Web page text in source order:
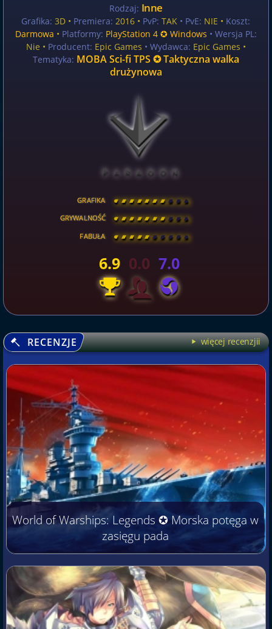
Rodzaj: Inne
Grafika: 3D • Premiera: 2016 • PvP: TAK • PvE: NIE • Koszt:
Darmowa • Platformy: PlayStation 4 ✪ Windows • Wersja PL:
Nie • Producent: Epic Games • Wydawca: Epic Games •
Tematyka: MOBA Sci-fi TPS ✪ Taktyczna walka
drużynowa
GRAFIKA [ \ \ \ \ \ \ \ \ ]
GRYWALNOŚĆ [ \ \ \ \ \ \ \ \ ]
FABUŁA [ \ \ \ \ \ \ \ \ ]
6.9 0.0 7.0
RECENZJE więcej recenzjii
World of Warships: Legends ✪ Morska potęga w
zasięgu pada